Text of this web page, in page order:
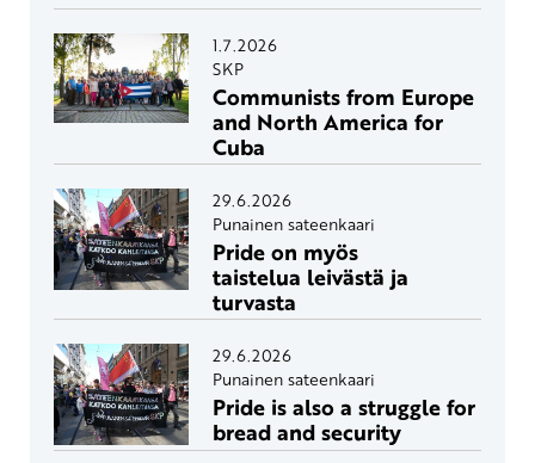
1.7.2026
SKP
Communists from Europe
and North America for
Cuba
29.6.2026
Punainen sateenkaari
Pride on myös
taistelua leivästä ja
turvasta
29.6.2026
Punainen sateenkaari
Pride is also a struggle for
bread and security